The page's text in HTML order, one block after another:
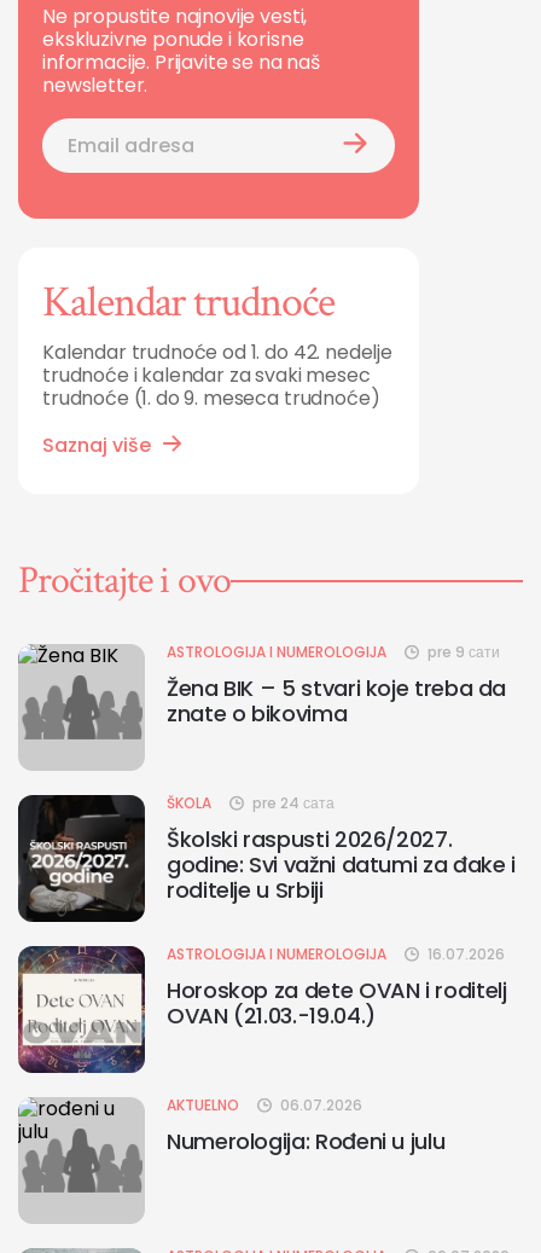
Ne propustite najnovije vesti,
ekskluzivne ponude i korisne
informacije. Prijavite se na naš
newsletter.
Kalendar trudnoće
Kalendar trudnoće od 1. do 42. nedelje
trudnoće i kalendar za svaki mesec
trudnoće (1. do 9. meseca trudnoće)
Saznaj više
Pročitajte i ovo
ASTROLOGIJA I NUMEROLOGIJA pre 9 сати
Žena BIK – 5 stvari koje treba da
znate o bikovima
ŠKOLA pre 24 сата
Školski raspusti 2026/2027.
godine: Svi važni datumi za đake i
roditelje u Srbiji
ASTROLOGIJA I NUMEROLOGIJA 16.07.2026
Horoskop za dete OVAN i roditelj
OVAN (21.03.-19.04.)
AKTUELNO 06.07.2026
Numerologija: Rođeni u julu